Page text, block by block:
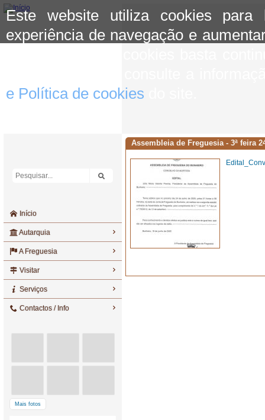
Este website utiliza cookies para
experiência de navegação e
e Política de cookies
Início
Autarquia
A Freguesia
Visitar
Serviços
Contactos / Info
Mais fotos
Assembleia de Freguesia - 3ª feira